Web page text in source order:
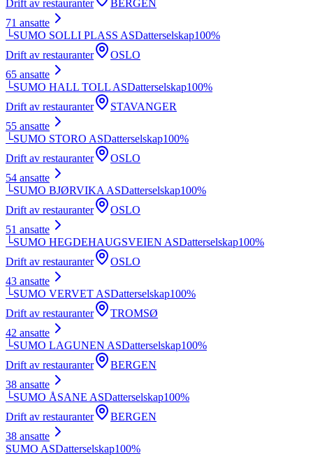
Drift av restauranter
BERGEN
71 ansatte
└SUMO SOLLI PLASS ASDatterselskap100%
Drift av restauranter
OSLO
65 ansatte
└SUMO HALL TOLL ASDatterselskap100%
Drift av restauranter
STAVANGER
55 ansatte
└SUMO STORO ASDatterselskap100%
Drift av restauranter
OSLO
54 ansatte
└SUMO BJØRVIKA ASDatterselskap100%
Drift av restauranter
OSLO
51 ansatte
└SUMO HEGDEHAUGSVEIEN ASDatterselskap100%
Drift av restauranter
OSLO
43 ansatte
└SUMO VERVET ASDatterselskap100%
Drift av restauranter
TROMSØ
42 ansatte
└SUMO LAGUNEN ASDatterselskap100%
Drift av restauranter
BERGEN
38 ansatte
└SUMO ÅSANE ASDatterselskap100%
Drift av restauranter
BERGEN
38 ansatte
SUMO ASDatterselskap100%